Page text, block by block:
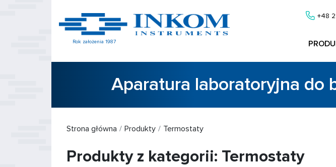
Rok założenia 1987
+48
Aparatura laboratoryjna do
Strona główna Produkty Termostaty
Produkty z kategorii: Termostaty